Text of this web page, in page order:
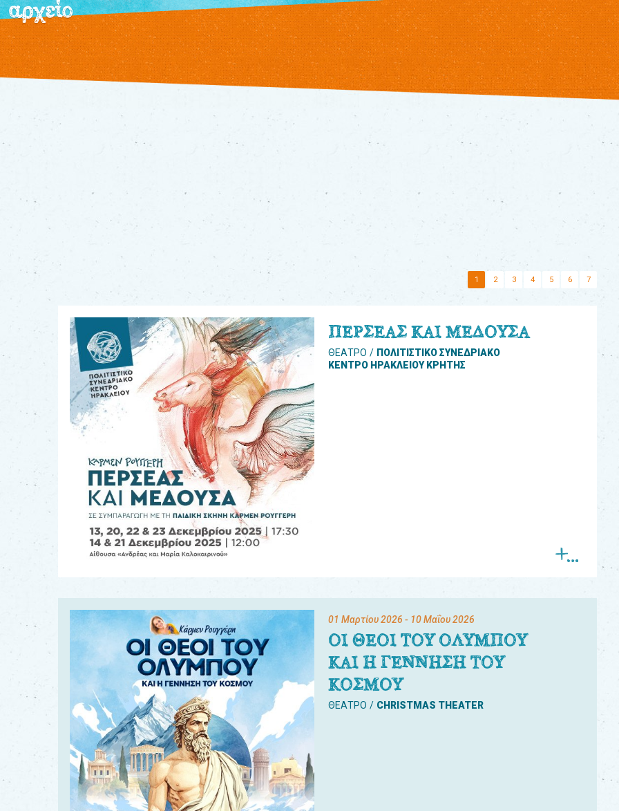
αρχείο
1 2 3 4 5 6 7
ΠΕΡΣΕΑΣ ΚΑΙ ΜΕΔΟΥΣΑ
ΘΕΑΤΡΟ
ΠΟΛΙΤΙΣΤΙΚΟ ΣΥΝΕΔΡΙΑΚΟ
ΚΕΝΤΡΟ ΗΡΑΚΛΕΙΟΥ ΚΡΗΤΗΣ
01 Μαρτίου 2026 - 10 Μαΐου 2026
ΟΙ ΘΕΟΙ ΤΟΥ ΟΛΥΜΠΟΥ
ΚΑΙ Η ΓΕΝΝΗΣΗ ΤΟΥ
ΚΟΣΜΟΥ
ΘΕΑΤΡΟ CHRISTMAS THEATER